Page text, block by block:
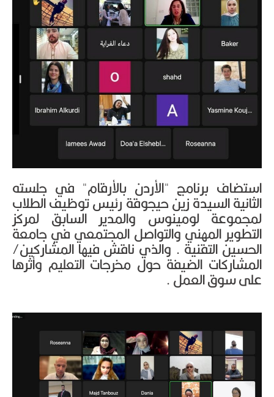
استضاف برنامج "الأردن بالأرقام" في جلسته
الثانية السيدة زين حيجوقة رئيس توظيف الطلاب
لمجموعة لومينوس والمدير السابق لمركز
التطوير المهني والتواصل المجتمعي في جامعة
الحسين التقنية . والذي ناقش فيها المشاركين/
المشاركات الضيفة حول مخرجات التعليم وأثرها
على سوق العمل .